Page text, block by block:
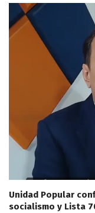
Unidad Popular
socialismo y Lista